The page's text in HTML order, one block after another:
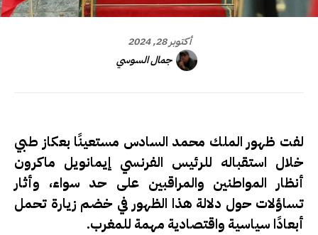
أكتوبر 28, 2024
جمال السوسي
لفت ظهور الملك محمد السادس مستعينًا بعكاز طبي
خلال استقباله للرئيس الفرنسي إيمانويل ماكرون
أنظار المواطنين والمراقبين على حد سواء، وأثار
تساؤلات حول دلالة هذا الظهور في خضم زيارة تحمل
أبعادًا سياسية واقتصادية مهمة للمغرب.